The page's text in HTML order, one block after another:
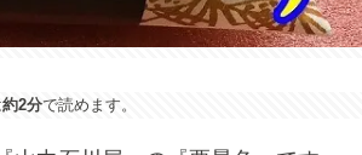
約2分で読めます。